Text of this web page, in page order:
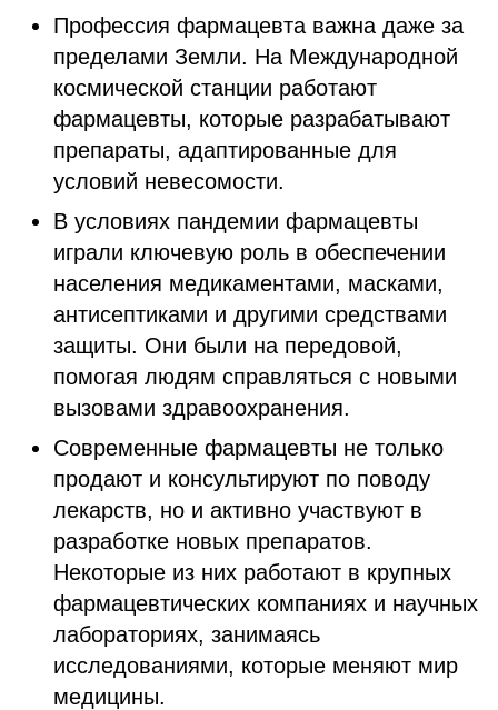
Профессия фармацевта важна даже за
пределами Земли. На Международной
космической станции работают
фармацевты, которые разрабатывают
препараты, адаптированные для
условий невесомости.
В условиях пандемии фармацевты
играли ключевую роль в обеспечении
населения медикаментами, масками,
антисептиками и другими средствами
защиты. Они были на передовой,
помогая людям справляться с новыми
вызовами здравоохранения.
Современные фармацевты не только
продают и консультируют по поводу
лекарств, но и активно участвуют в
разработке новых препаратов.
Некоторые из них работают в крупных
фармацевтических компаниях и научных
лабораториях, занимаясь
исследованиями, которые меняют мир
медицины.